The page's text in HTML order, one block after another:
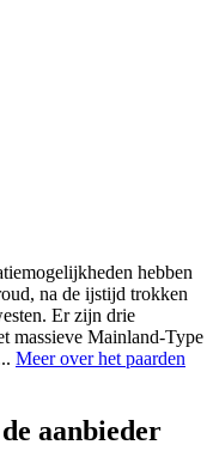
hebben
na de ijstijd trokken
Er zijn drie
massieve Mainland-Type
Meer over het paarden
aanbieder